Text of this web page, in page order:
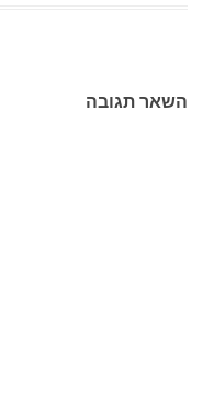
השאר תגובה